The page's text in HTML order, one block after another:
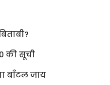
की सूची
बाँटल जाय